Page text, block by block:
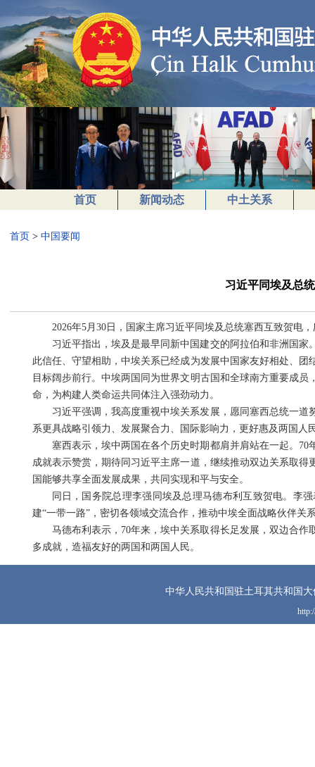
首页 新闻动态 中土关系
首页 > 中国要闻
习近平同埃及总
2026年5月30日，国家主席习近平同埃及总统塞西互致贺电
习近平指出，埃及是最早同新中国建交的阿拉伯和非洲国
此信任、守望相助，中埃关系已经成为发展中国家友好相处、
目标阔步前行。中埃两国同为世界文明古国和全球南方重要成
命，为构建人类命运共同体注入强劲动力。
习近平强调，我高度重视中埃关系发展，愿同塞西总统一
系更具战略引领力、发展聚合力、国际影响力，更好惠及两国人
塞西表示，埃中两国在各个历史时期都肩并肩站在一起。
成就表示赞赏，期待同习近平主席一道，继续推动双边关系取
国能够共享全面发展成果，共同实现和平与安全。
同日，国务院总理李强同埃及总理马德布利互致贺电。李
建“一带一路”，密切各领域交流合作，推动中埃全面战略伙伴关
马德布利表示，70年来，埃中关系取得长足发展，双边合
多成就，造福友好的两国和两国人民。
中华人民共和国驻土耳其共和国大